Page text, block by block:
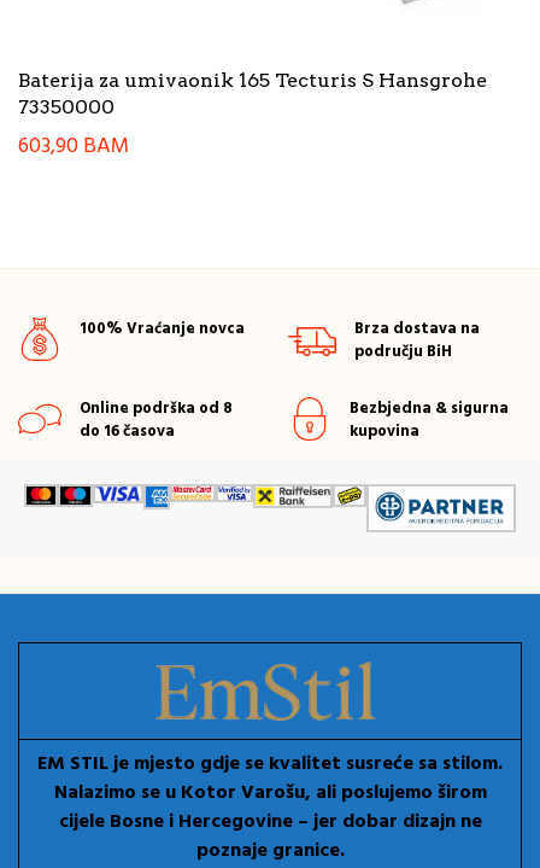
Baterija za umivaonik 165 Tecturis S Hansgrohe
73350000
603,90BAM
100% Vraćanje novca
Brza dostava na
području BiH
Online podrška od 8
do 16 časova
Bezbjedna & sigurna
kupovina
EM STIL je mjesto gdje se kvalitet susreće sa stilom.
Nalazimo se u Kotor Varošu, ali poslujemo širom
cijele Bosne i Hercegovine – jer dobar dizajn ne
poznaje granice.